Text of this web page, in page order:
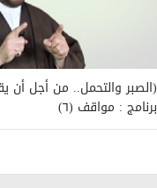
(الصبر والتحمل.. من أجل أن
برنامج : مواقف (٦)